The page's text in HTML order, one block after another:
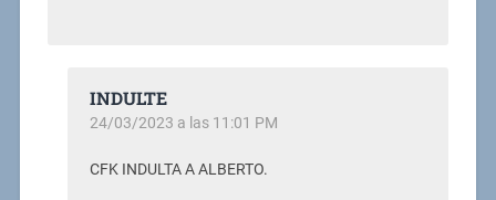
INDULTE
24/03/2023 a las 11:01 PM
CFK INDULTA A ALBERTO.